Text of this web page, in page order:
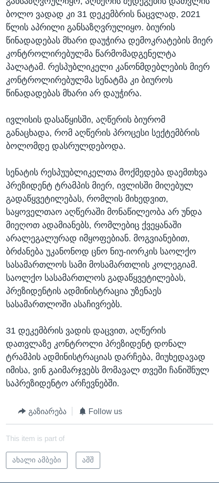
ბოლო ვადად კი 31 დეკემბრის ნაცვლად, 2021
წლის აპრილი განსაზღვრულიყო. ბიურის
წინადადებას მხარი დაუჭირა დემოკრატების მიერ
კონტროლირებულმა წარმომადგენელტა
პალატამ. რესპუბლიკელი კანონმდებლების მიერ
კონტროლირებულმა სენატმა კი ბიუროს
წინადადებას მხარი არ დაუჭირა.
ივლისის დასაწყისში, აღწერის ბიურომ
განაცხადა, რომ აღწერის პროცესი სექტემბრის
ბოლომდე დასრულდებოდა.
სენატის რესპუუბლიკელთა მოქმედება დაემთხვა
პრეზიდენტ ტრამპის მიერ, ივლისში მიღებულ
გადაწყვეტილებას, რომლის მიხედვით,
საყოველთაო აღწერაში მონაწილეობა არ უნდა
მიეღოთ ადამიანებს, რომლებიც ქვეყანაში
არალეგალურად იმყოფებიან. მოგვიანებით,
ბრძანება უკანონოდ ცნო ნიუ-იორკის საოლქო
სასამართლოს სამი მოსამართლის კოლეგიამ.
საოლქო სასამართლოს გადაწყვეტილებას,
პრეზიდენტის ადმინისტრაცია უზენაეს
სასამართლოში ასაჩივრებს.
31 დეკემბრის ვადის დაცვით, აღწერის
დათვლაზე კონტროლი პრეზიდენტ დონალ
ტრამპის ადმინისტრაციას დარჩება, მიუხედავად
იმისა, ვინ გაიმარჯვებს მომავალ თვეში ჩანიშნულ
საპრეზიდენტო არჩევნებში.
გაზიარება Follow us
This item is part of
ახალი ამბები აშშ